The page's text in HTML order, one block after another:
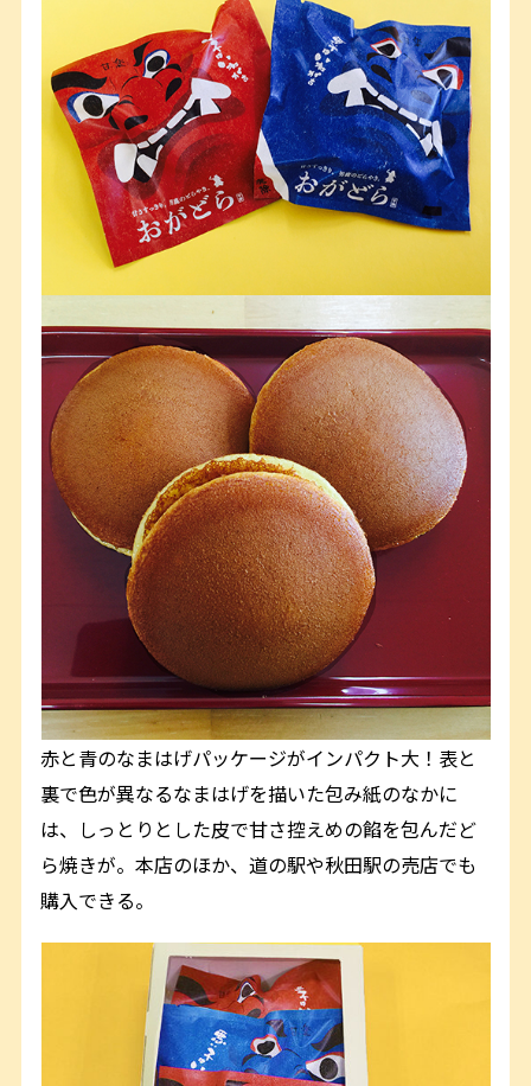
赤と青のなまはげパッケージがインパクト大！表と
裏で色が異なるなまはげを描いた包み紙のなかに
は、しっとりとした皮で甘さ控えめの餡を包んだど
ら焼きが。本店のほか、道の駅や秋田駅の売店でも
購入できる。